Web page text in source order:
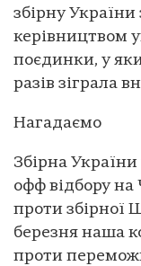
збірну України
керівництвом
поєдинки, у
разів зіграла
Нагадаємо
Збірна
офф відбору на
проти збірної
березня наша
проти